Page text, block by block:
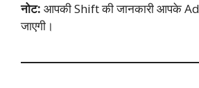
नोट: आपकी Shift की जानकारी आपके
जाएगी।